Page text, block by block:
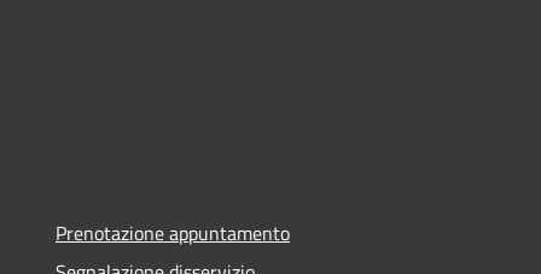
Prenotazione appuntamento